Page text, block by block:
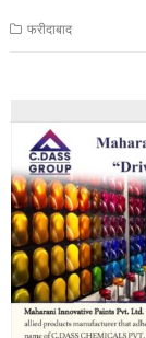
फरीदाबाद